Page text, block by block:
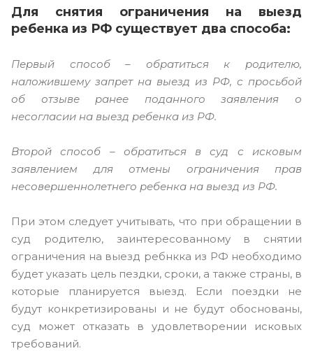
Для снятия ограничения на выезд
ребенка из РФ существует два способа:
Первый способ – обратиться к родителю,
наложившему запрет на выезд из РФ, с просьбой
об отзыве ранее поданного заявления о
несогласии на выезд ребенка из РФ.
Второй способ – обратиться в суд с исковым
заявлением для отмены ограничения прав
несовершеннолетнего ребенка на выезд из РФ.
При этом следует учитывать, что при обращении в
суд родителю, заинтересованному в снятии
ограничения на выезд ребнкка из РФ необходимо
будет указать цель пездки, сроки, а также страны, в
которые планируется выезд. Если поездки не
будут конкретизированы и не будут обоснованы,
суд может отказать в удовлетворении исковых
требований.